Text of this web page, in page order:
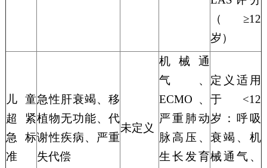
（≥12
岁）
儿童
超紧
急标
准
急性肝衰竭、移
植物无功能、代
谢性疾病、严重
失代偿
未定义
机械通
气、
ECMO、
严重肺动
脉高压、
生长发育
定义适用
于 <12
岁：呼吸
衰竭、机
械通气、